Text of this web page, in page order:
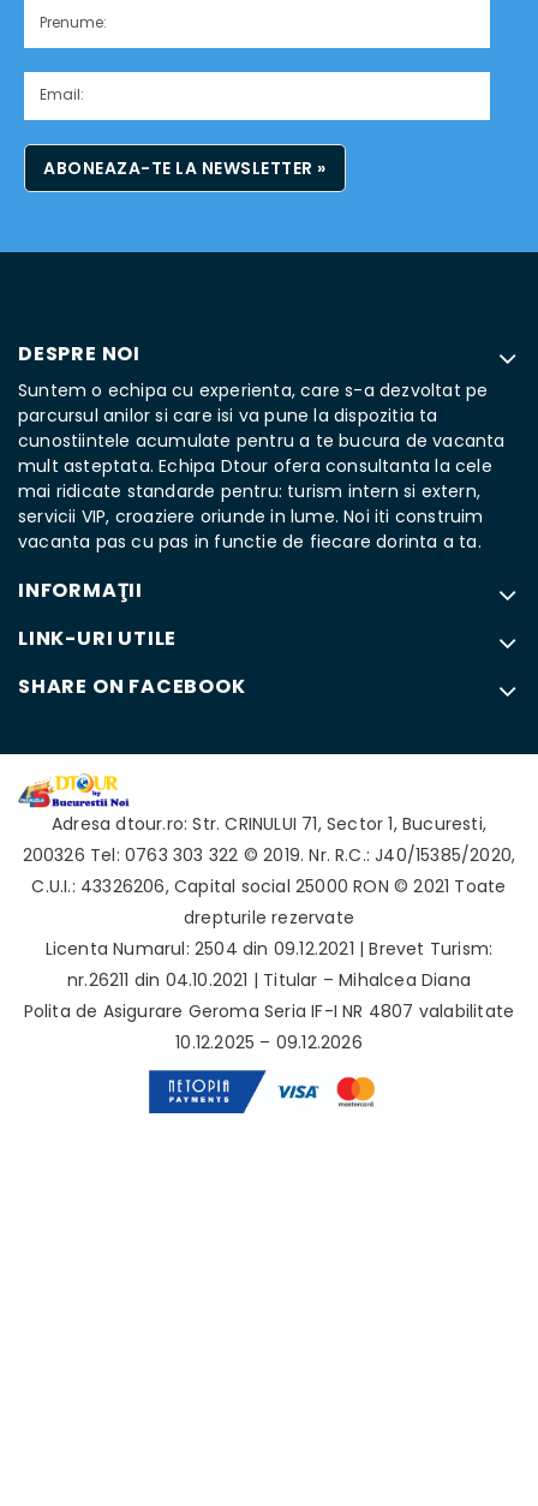
ABONEAZA-TE LA NEWSLETTER »
DESPRE NOI
Suntem o echipa cu experienta, care s-a dezvoltat pe
parcursul anilor si care isi va pune la dispozitia ta
cunostiintele acumulate pentru a te bucura de vacanta
mult asteptata. Echipa Dtour ofera consultanta la cele
mai ridicate standarde pentru: turism intern si extern,
servicii VIP, croaziere oriunde in lume. Noi iti construim
vacanta pas cu pas in functie de fiecare dorinta a ta.
INFORMAŢII
LINK-URI UTILE
SHARE ON FACEBOOK
Adresadtour.ro:Str. CRINULUI 71, Sector 1,Bucuresti,
200326 Tel: 0763 303 322 © 2019. Nr. R.C.: J40/15385/2020,
C.U.I.: 43326206, Capital social 25000 RON © 2021 Toate
drepturile rezervate
Licenta Numarul: 2504 din 09.12.2021 | Brevet Turism:
nr.26211 din 04.10.2021 | Titular – Mihalcea Diana
Polita de Asigurare Geroma Seria IF-I NR 4807 valabilitate
10.12.2025 – 09.12.2026